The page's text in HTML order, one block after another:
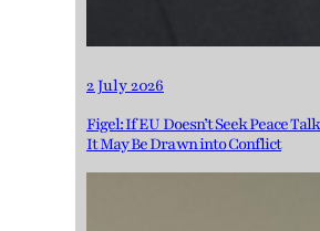
2 July 2026
Figel: If EU Doesn’t Seek Peace
It May Be Drawn into Conflict